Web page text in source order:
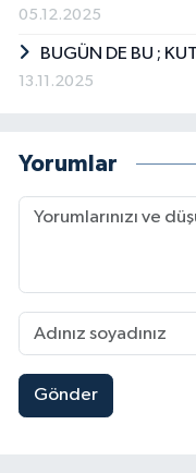
05.12.2025
BUGÜN DE BU ;
13.11.2025
Yorumlar
Gönder